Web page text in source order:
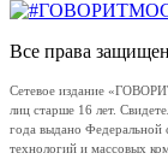
Все права
Сетевое издание
лиц старше 16 лет.
года выдано Федеральной
технологий и массовых